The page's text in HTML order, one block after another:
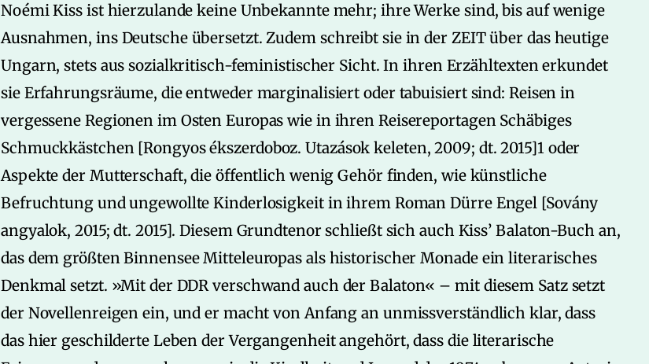
Noémi Kiss ist hierzulande keine Unbekannte mehr; ihre Werke sind, bis auf wenige
Ausnahmen, ins Deutsche übersetzt. Zudem schreibt sie in der ZEIT über das heutige
Ungarn, stets aus sozialkritisch-feministischer Sicht. In ihren Erzähltexten erkundet
sie Erfahrungsräume, die entweder marginalisiert oder tabuisiert sind: Reisen in
vergessene Regionen im Osten Europas wie in ihren Reisereportagen Schäbiges
Schmuckkästchen [Rongyos ékszerdoboz. Utazások keleten, 2009; dt. 2015]1 oder
Aspekte der Mutterschaft, die öffentlich wenig Gehör finden, wie künstliche
Befruchtung und ungewollte Kinderlosigkeit in ihrem Roman Dürre Engel [Sovány
angya­lok, 2015; dt. 2015]. Diesem Grundtenor schließt sich auch Kiss’ Balaton-Buch an,
das dem größten Binnensee Mitteleuropas als historischer Monade ein literarisches
Denkmal setzt. »Mit der DDR verschwand auch der Balaton« – mit diesem Satz setzt
der Novellenreigen ein, und er macht von Anfang an unmissverständlich klar, dass
das hier geschilderte Leben der Vergangenheit angehört, dass die literarische